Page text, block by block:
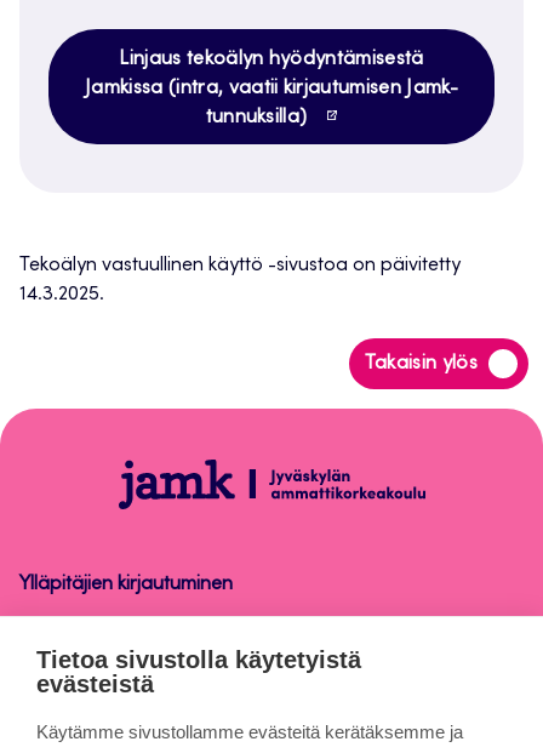
Linjaus tekoälyn hyödyntämisestä
Jamkissa (intra, vaatii kirjautumisen Jamk-
tunnuksilla)
Tekoälyn vastuullinen käyttö -sivustoa on päivitetty
14.3.2025.
Takaisin ylös
Siirry
takaisin
Tekoälyn
vastuullinen
Ylläpitäjien kirjautuminen
Tekoälyn vastuullinen käyttö Jamkissa
Tietoa sivuista
Tietoa sivustolla käytetyistä
evästeistä
Käytämme sivustollamme evästeitä kerätäksemme ja